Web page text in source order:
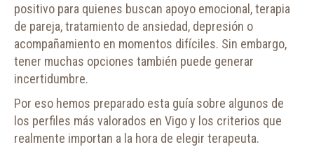
positivo para quienes buscan apoyo emocional, terapia
de pareja, tratamiento de ansiedad, depresión o
acompañamiento en momentos difíciles. Sin embargo,
tener muchas opciones también puede generar
incertidumbre.
Por eso hemos preparado esta guía sobre algunos de
los perfiles más valorados en Vigo y los criterios que
realmente importan a la hora de elegir terapeuta.